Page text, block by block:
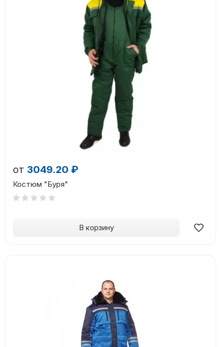
от 3049.20 ₽
Костюм "Буря"
В корзину